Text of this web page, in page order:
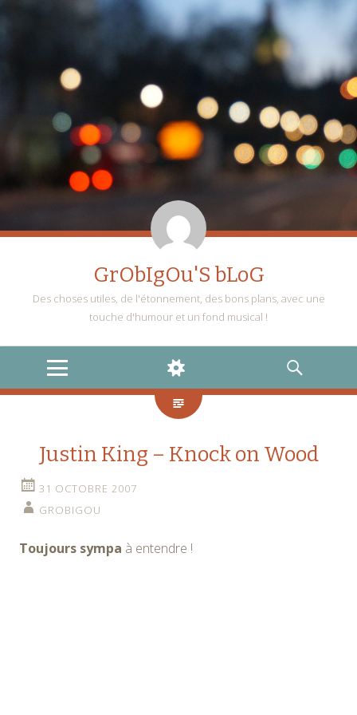
GrObIgOu'S bLoG
Des choses utiles, de l'étonnement, des bons plans, avec une
touche d'humour et un fond musical !
MENU
WIDGETS
RECHERCHE
Justin King – Knock on Wood
31 OCTOBRE 2007
GROBIGOU
Toujours sympa à entendre !